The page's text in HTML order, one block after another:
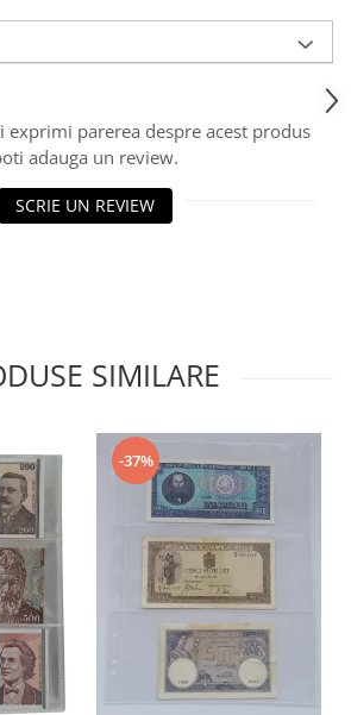
exprimi parerea despre acest produs
adauga un review.
SCRIE UN REVIEW
SIMILARE
-37%